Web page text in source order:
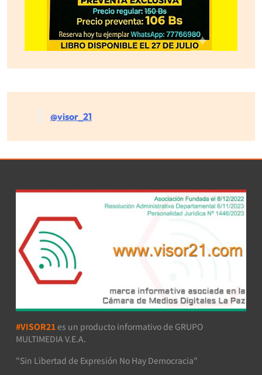
@visor_21
#VISOR21 es un producto informativo de GRUPO
MULTIMEDIA V.E.A.
"Sin Libertad de Expresión No Hay Democracia"